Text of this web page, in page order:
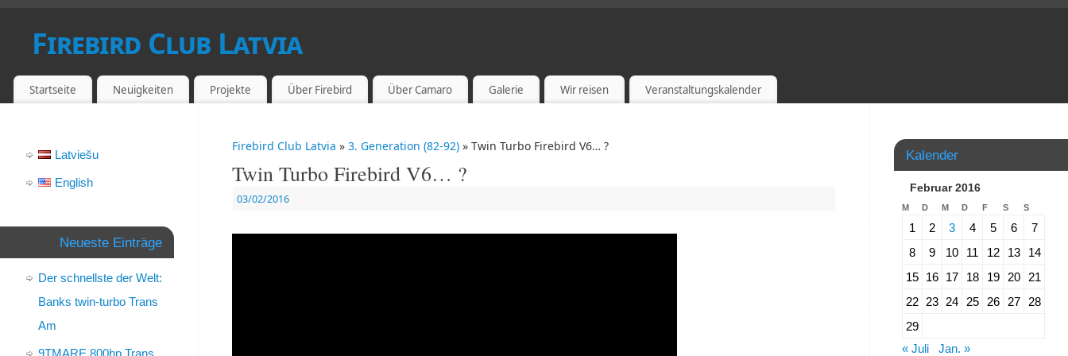
Firebird Club Latvia
Startseite Neuigkeiten Projekte Über Firebird Über Camaro Galerie Wir reisen Veranstaltungskalender
Firebird Club Latvia » 3. Generation (82-92) » Twin Turbo Firebird V6… ?
Twin Turbo Firebird V6… ?
03/02/2016
Latviešu
English
Neueste Einträge
Der schnellste der Welt:
Banks twin-turbo Trans
Am
Kalender
Februar 2016
M D M D F S S
1 2 3 4 5 6
7
8
9 10 11 12 13
14
15 16 17 18 19 20
21
22 23 24 25 26 27
28
29
« Juli
Jan. »